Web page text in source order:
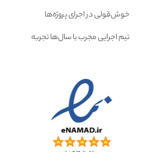
خوش‌قولی در اجرای پروژه‌ها
تیم اجرایی مجرب با سال‌ها تجربه